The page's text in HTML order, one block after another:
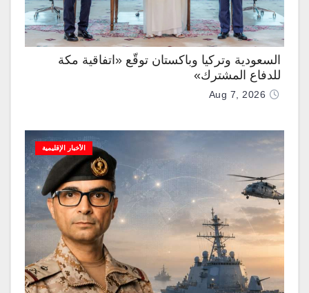
السعودية وتركيا وباكستان توقّع «اتفاقية مكة
للدفاع المشترك»
Aug 7, 2026
الأخبار الإقليمية